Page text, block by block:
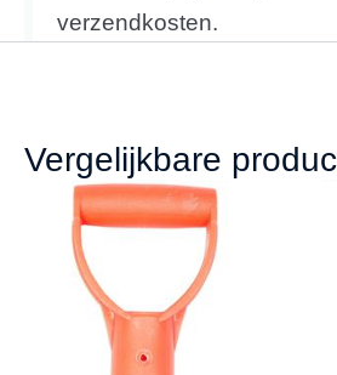
verzendkosten.
Vergelijkbare